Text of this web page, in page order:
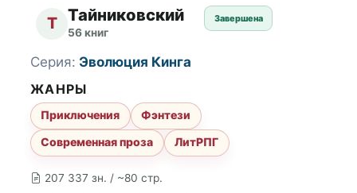
Т Тайниковский
56 книг
Завершена
207 337 зн. / ~80 стр.
Серия: Эволюция Кинга
ЖАНРЫ
Приключения
Фэнтези
Современная проза
ЛитРПГ